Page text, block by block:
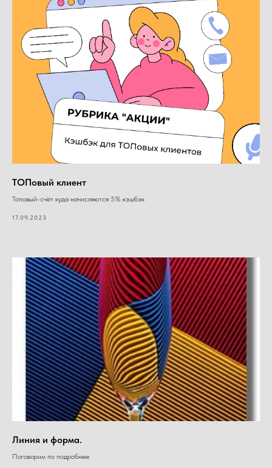
ТОПовый клиент
Топовый-счёт куда начисляются 5% кэшбэк
17.09.2023
Линия и форма.
Поговорим по подробнее